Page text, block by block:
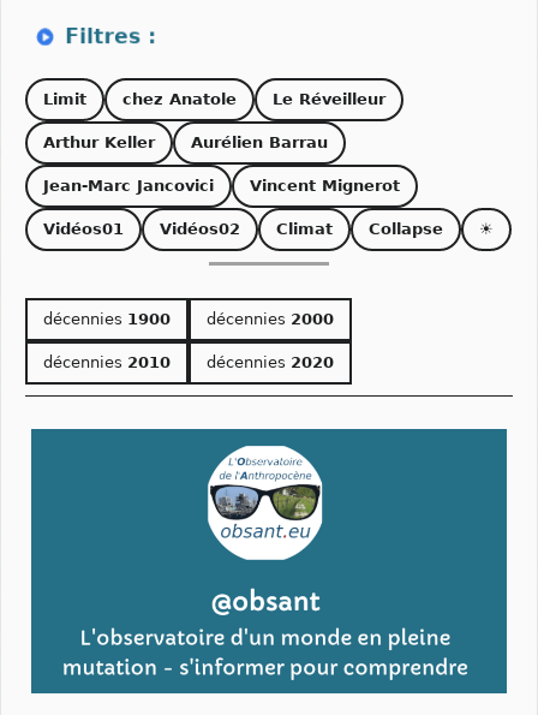
Limit chez Anatole Le Réveilleur
Arthur Keller Aurélien Barrau
Jean-Marc Jancovici Vincent Mignerot
Vidéos01 Vidéos02 Climat Collapse ☀
décennies 1900 décennies 2000
décennies 2010 décennies 2020